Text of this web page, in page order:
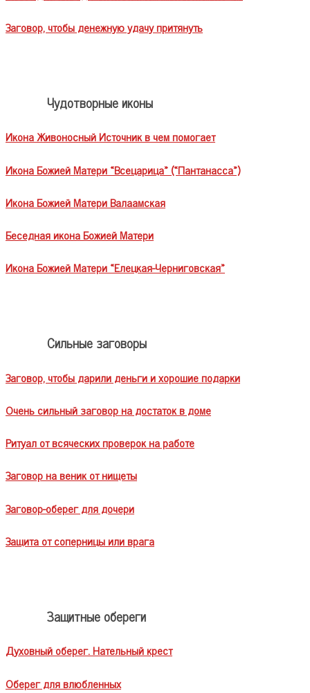
Заговор, чтобы денежную удачу притянуть
Чудотворные иконы
Икона Живоносный Источник в чем помогает
Икона Божией Матери «Всецарица» («Пантанасса»)
Икона Божией Матери Валаамская
Беседная икона Божией Матери
Икона Божией Матери «Елецкая-Черниговская»
Сильные заговоры
Заговор, чтобы дарили деньги и хорошие подарки
Очень сильный заговор на достаток в доме
Ритуал от всяческих проверок на работе
Заговор на веник от нищеты
Заговор-оберег для дочери
Защита от соперницы или врага
Защитные обереги
Духовный оберег. Нательный крест
Оберег для влюбленных